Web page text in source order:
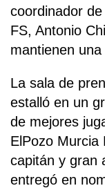
coordinador
FS, Antonio
mantienen
La sala de
estalló en un
de mejores
ElPozo Murcia
capitán y gran
entregó en